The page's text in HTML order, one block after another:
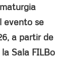
evento se
a partir de
Sala FILBo